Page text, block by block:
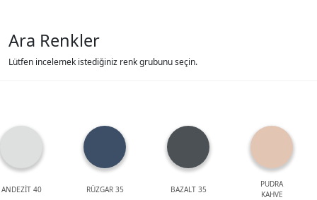
Ara Renkler
Lütfen incelemek istediğiniz renk grubunu seçin.
ANDEZİT 40 RÜZGAR 35 BAZALT 35
PUDRA
KAHVE